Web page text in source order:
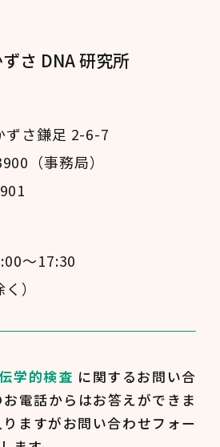
さ DNA 研究所
ずさ鎌足 2-6-7
（事務局）
～17:30
）
学的検査 に関するお問い合
お電話からはお答えができま
ますがお問い合わせフォー